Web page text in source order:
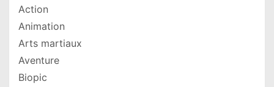
Action
Animation
Arts martiaux
Aventure
Biopic